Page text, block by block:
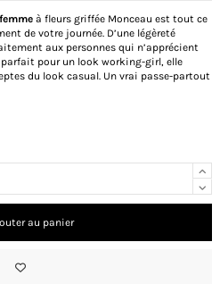
à fleurs griffée Monceau est tout ce
de votre journée. D’une légèreté
aux personnes qui n’apprécient
parfait pour un look working-girl, elle
du look casual. Un vrai passe-partout
au panier